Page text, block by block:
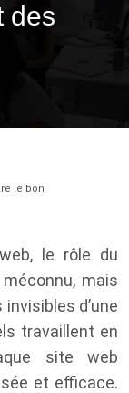
des
le bon
le rôle du
mais
d’une
travaillent en
site web
et efficace.